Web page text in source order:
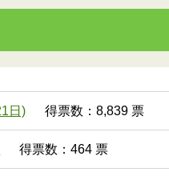
日) 得票数：8,839 票
得票数：464 票